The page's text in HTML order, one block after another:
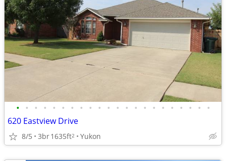
• • • • • • • • • • • • • • • • • • • • • •
620 Eastview Drive
8/5 3br1635ft2 Yukon